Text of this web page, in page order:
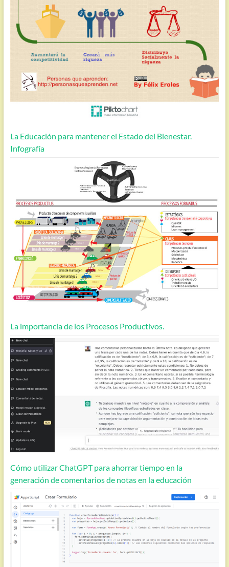
La Educación para mantener el Estado del Bienestar.
Infografía
La importancia de los Procesos Productivos.
Cómo utilizar ChatGPT para ahorrar tiempo en la
generación de comentarios de notas en la educación